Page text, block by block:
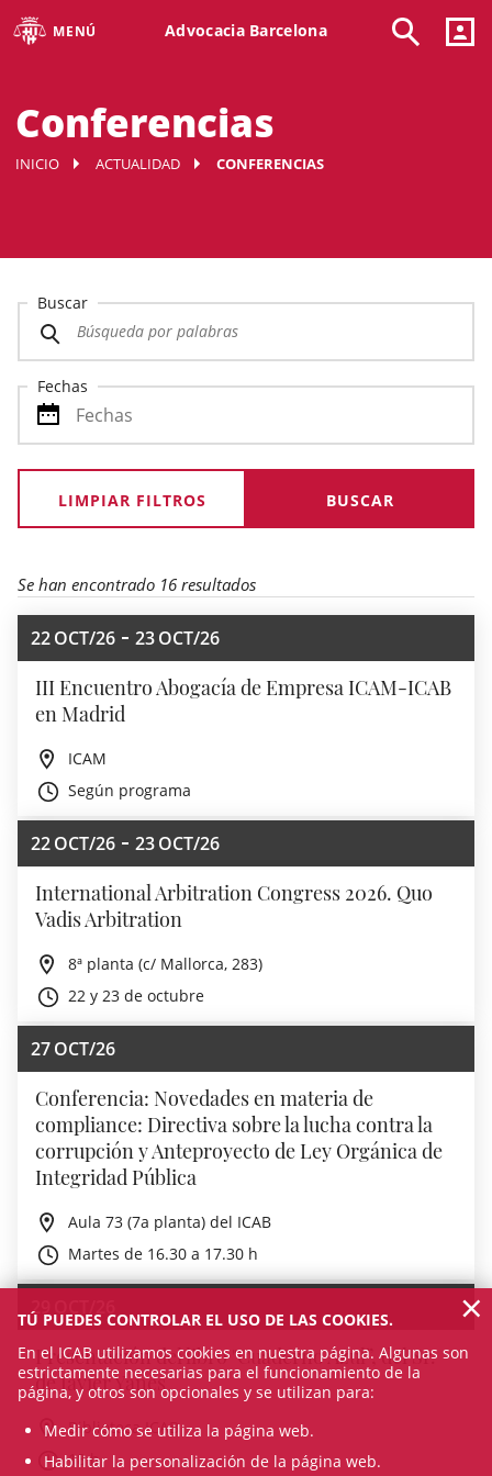
MENÚ Advocacia Barcelona
Conferencias
INICIO ACTUALIDAD CONFERENCIAS
Buscar
Fechas
LIMPIAR FILTROS
Se han encontrado 16 resultados
22OCT/26 23OCT/26
III Encuentro Abogacía de Empresa ICAM-ICAB
en Madrid
ICAM
Según programa
22OCT/26 23OCT/26
International Arbitration Congress 2026. Quo
Vadis Arbitration
8ª planta (c/ Mallorca, 283)
22 y 23 de octubre
27OCT/26
Conferencia: Novedades en materia de
compliance: Directiva sobre la lucha contra la
corrupción y Anteproyecto de Ley Orgánica de
Integridad Pública
Aula 73 (7a planta) del ICAB
Martes de 16.30 a 17.30 h
29
Presentación del libro "Cuaderno Azul”, del Sr.
de Javier Yanes
Biblioteca ICAB
18 h
TÚ PUEDES CONTROLAR EL USO DE LAS COOKIES.
En el ICAB utilizamos cookies en nuestra página. Algunas son
estrictamente necesarias para el funcionamiento de la
página, y otros son opcionales y se utilizan para:
Medir cómo se utiliza la página web.
Habilitar la personalización de la página web.
×